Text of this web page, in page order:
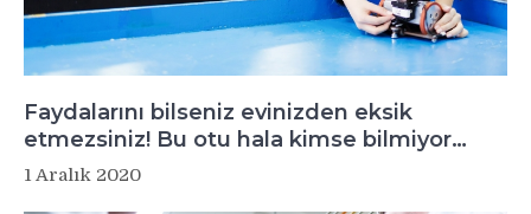
Faydalarını bilseniz evinizden eksik
etmezsiniz! Bu otu hala kimse bilmiyor…
1 Aralık 2020